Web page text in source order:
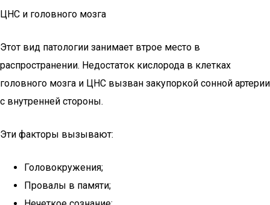
ЦНС и головного мозга
Этот вид патологии занимает втрое место в
распространении. Недостаток кислорода в клетках
головного мозга и ЦНС вызван закупоркой сонной артерии
с внутренней стороны.
Эти факторы вызывают:
Головокружения;
Провалы в памяти;